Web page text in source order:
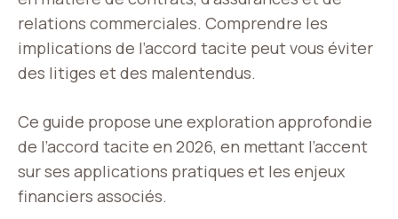
relations commerciales. Comprendre les
implications de l’accord tacite peut vous éviter
des litiges et des malentendus.
Ce guide propose une exploration approfondie
de l’accord tacite en 2026, en mettant l’accent
sur ses applications pratiques et les enjeux
financiers associés.